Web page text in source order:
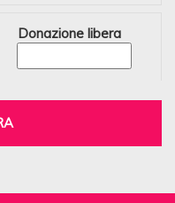
Donazione libera